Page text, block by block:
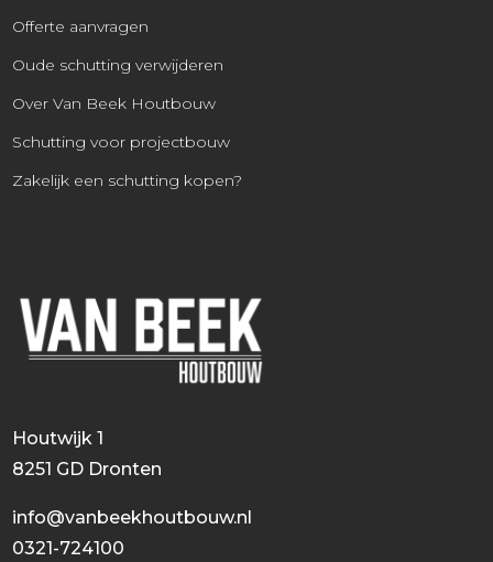
Offerte aanvragen
Oude schutting verwijderen
Over Van Beek Houtbouw
Schutting voor projectbouw
Zakelijk een schutting kopen?
Houtwijk 1
8251 GD Dronten
info@vanbeekhoutbouw.nl
0321-724100